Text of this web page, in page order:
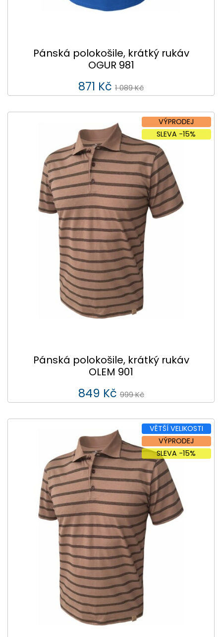
Pánská polokošile, krátký rukáv
OGUR 981
871 Kč 1 089 Kč
VÝPRODEJ
SLEVA -15%
Pánská polokošile, krátký rukáv
OLEM 901
849 Kč 999 Kč
VĚTŠÍ VELIKOSTI
VÝPRODEJ
SLEVA -15%